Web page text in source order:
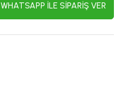
WHATSAPP İLE SİPARİŞ VER